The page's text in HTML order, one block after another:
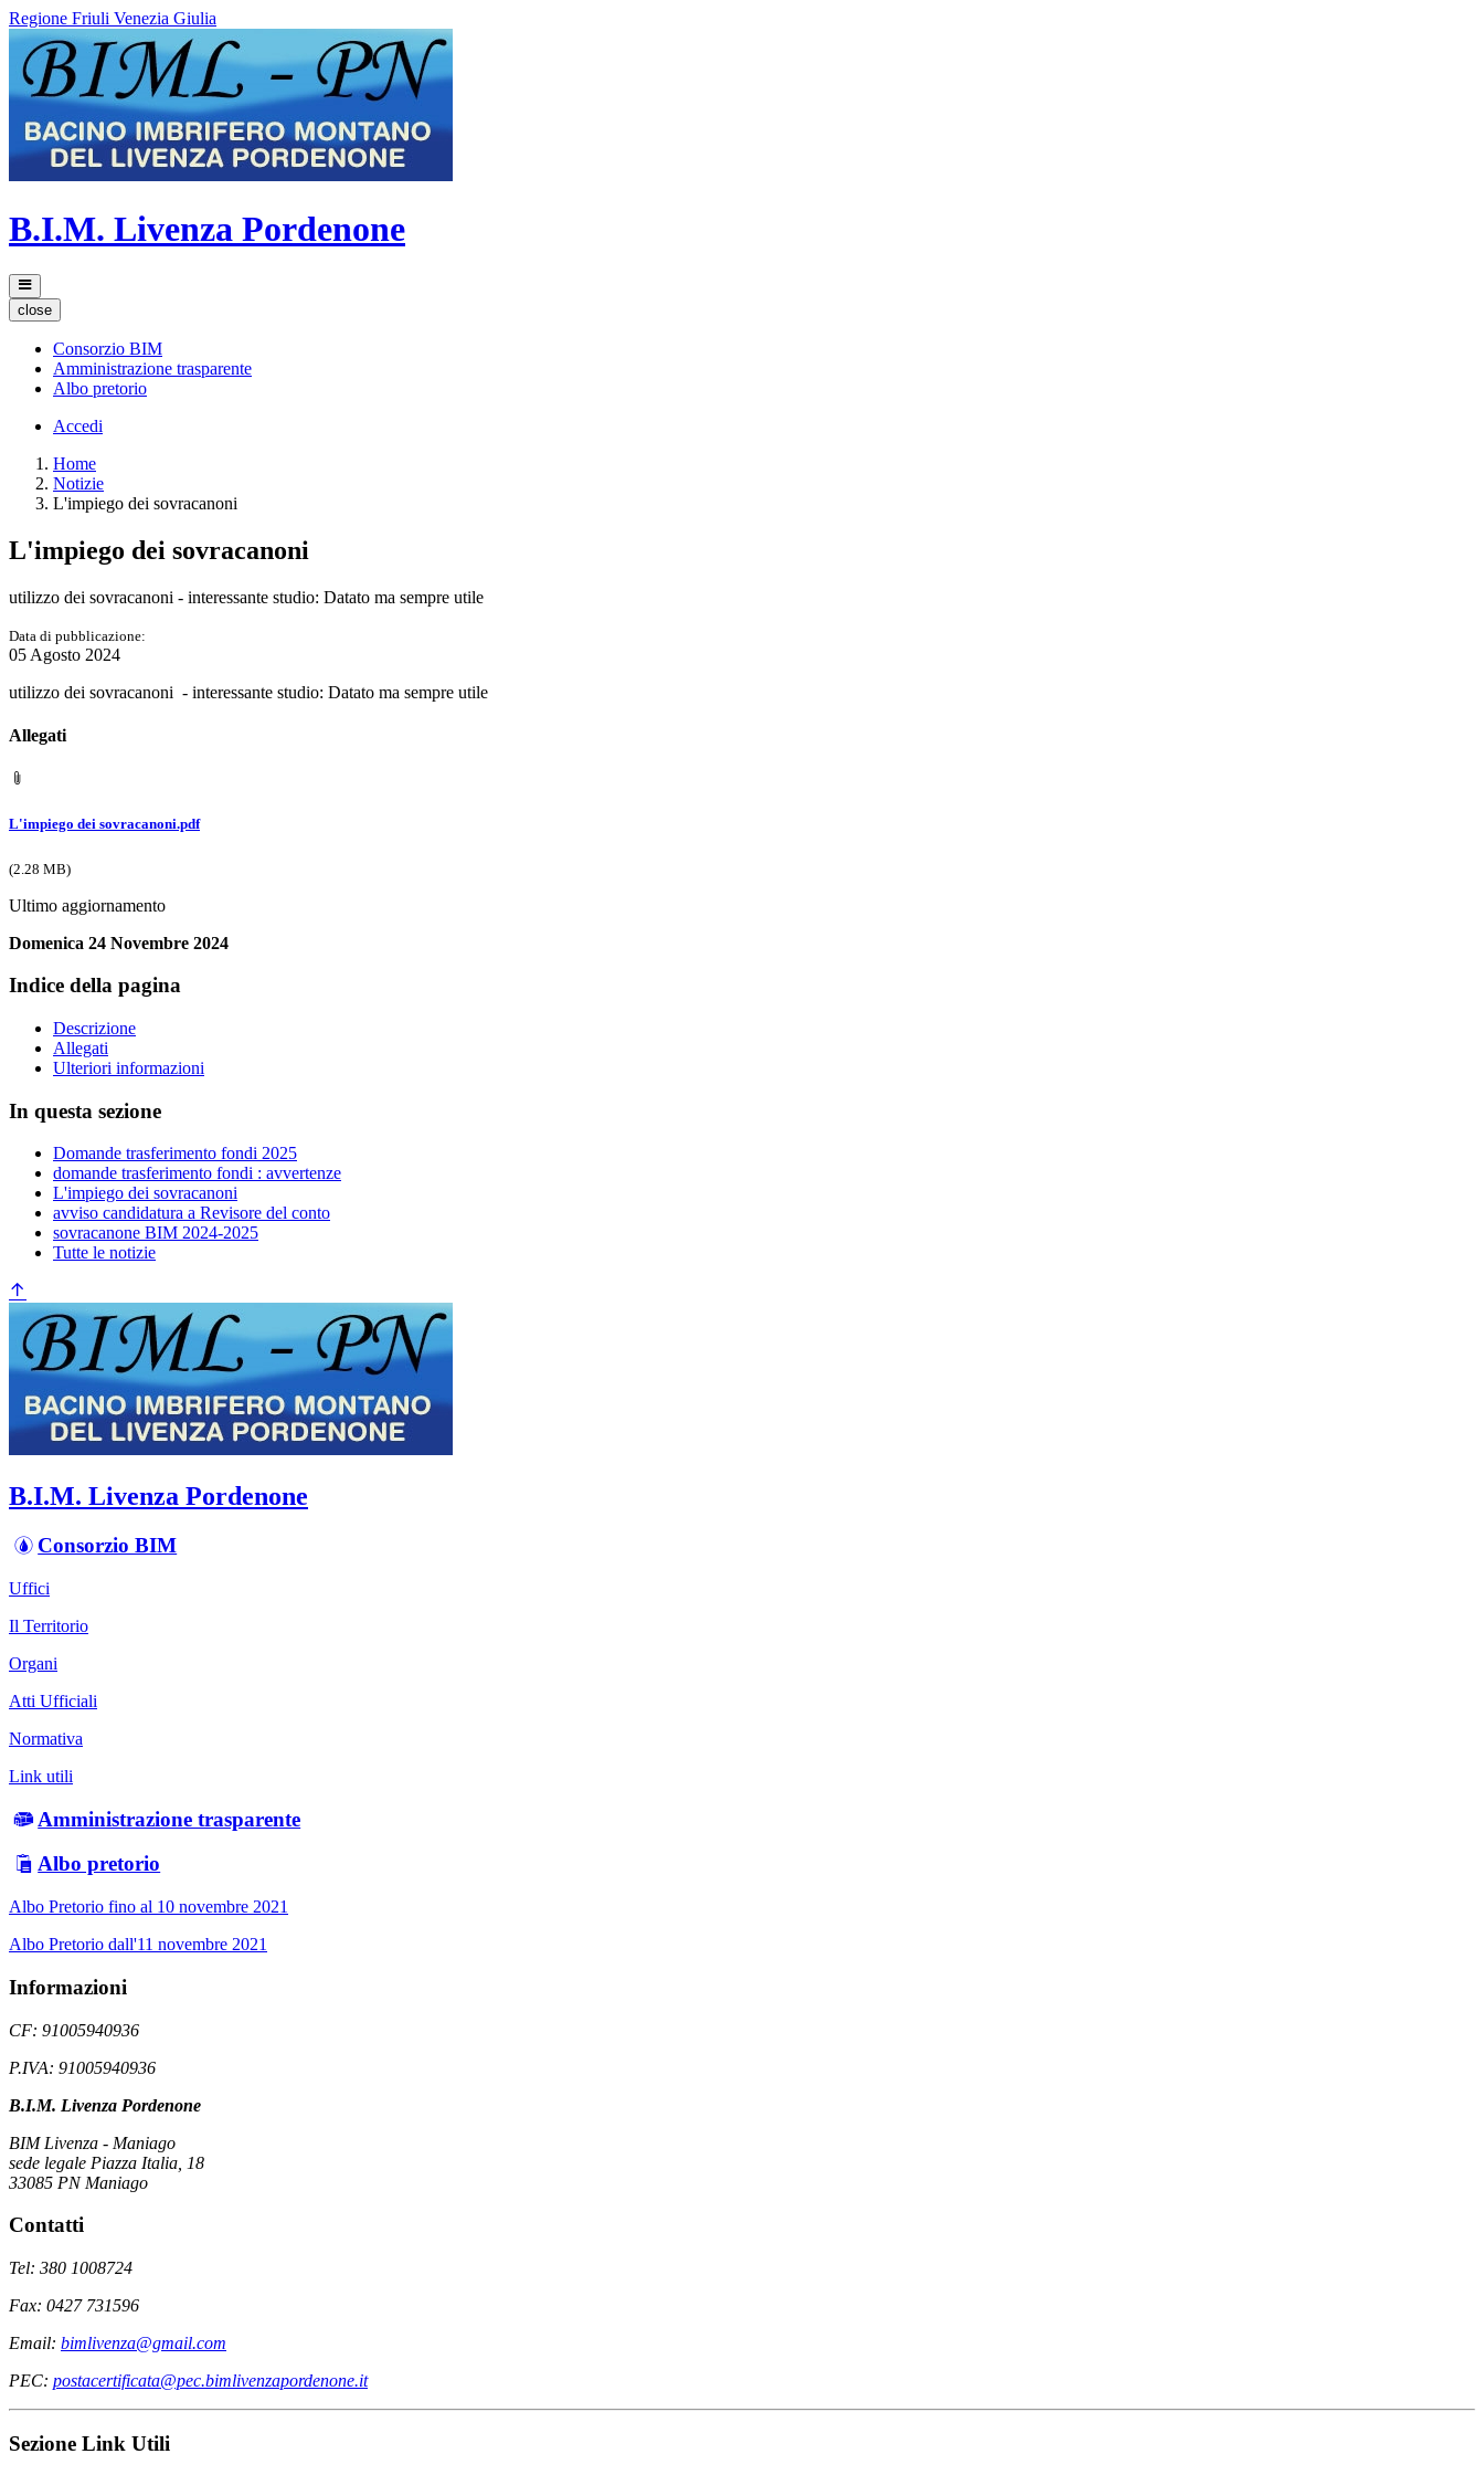
Regione Friuli Venezia Giulia
B.I.M. Livenza Pordenone
close
Consorzio BIM
Amministrazione trasparente
Albo pretorio
Accedi
Home
Notizie
L'impiego dei sovracanoni
L'impiego dei sovracanoni
utilizzo dei sovracanoni - interessante studio: Datato ma sempre utile
Data di pubblicazione:
05 Agosto 2024
utilizzo dei sovracanoni - interessante studio: Datato ma sempre utile
Allegati
L'impiego dei sovracanoni.pdf
(2.28 MB)
Ultimo aggiornamento
Domenica 24 Novembre 2024
Indice della pagina
Descrizione
Allegati
Ulteriori informazioni
In questa sezione
Domande trasferimento fondi 2025
domande trasferimento fondi : avvertenze
L'impiego dei sovracanoni
avviso candidatura a Revisore del conto
sovracanone BIM 2024-2025
Tutte le notizie
B.I.M. Livenza Pordenone
Consorzio BIM
Uffici
Il Territorio
Organi
Atti Ufficiali
Normativa
Link utili
Amministrazione trasparente
Albo pretorio
Albo Pretorio fino al 10 novembre 2021
Albo Pretorio dall'11 novembre 2021
Informazioni
CF: 91005940936
P.IVA: 91005940936
B.I.M. Livenza Pordenone
BIM Livenza - Maniago
sede legale Piazza Italia, 18
33085 PN Maniago
Contatti
Tel: 380 1008724
Fax: 0427 731596
Email: bimlivenza@gmail.com
PEC: postacertificata@pec.bimlivenzapordenone.it
Sezione Link Utili